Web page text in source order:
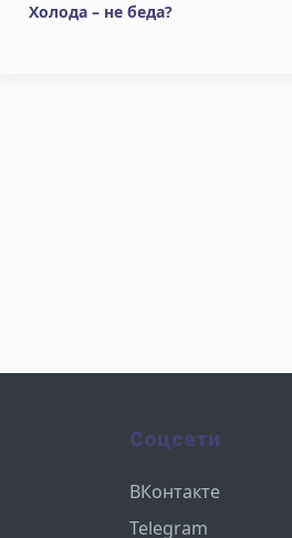
Холода – не беда?
Соцсети
ВКонтакте
Telegram